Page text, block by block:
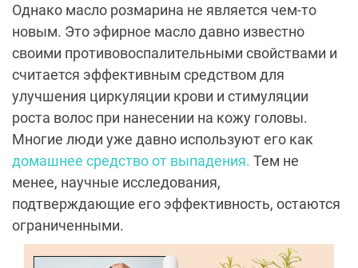
Однако масло розмарина не является чем-то
новым. Это эфирное масло давно известно
своими противовоспалительными свойствами и
считается эффективным средством для
улучшения циркуляции крови и стимуляции
роста волос при нанесении на кожу головы.
Многие люди уже давно используют его как
домашнее средство от выпадения. Тем не
менее, научные исследования,
подтверждающие его эффективность, остаются
ограниченными.